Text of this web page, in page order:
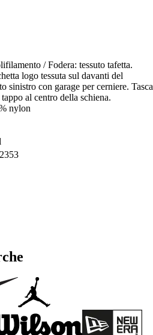
/ Fodera: tessuto tafetta.
logo tessuta sul davanti del
sinistro con garage per cerniere. Tasca
al centro della schiena.
nylon